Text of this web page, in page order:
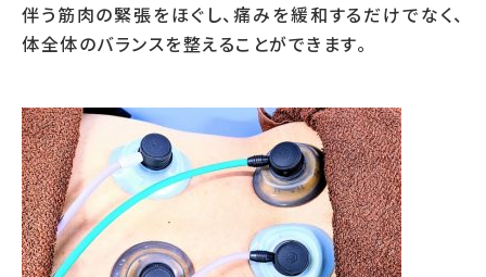
伴う筋肉の緊張をほぐし、痛みを緩和するだけでなく、
体全体のバランスを整えることができます。